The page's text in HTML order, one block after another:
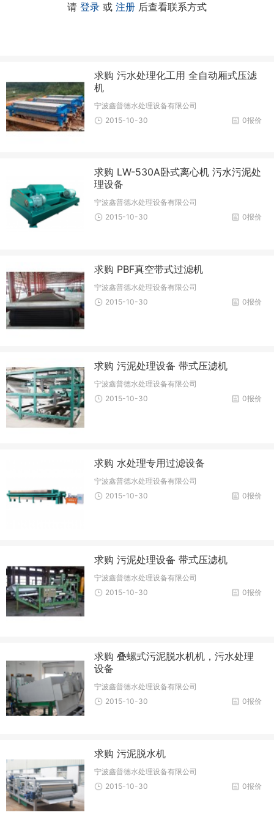
请 登录 或 注册 后查看联系方式
求购 污水处理化工用 全自动厢式压滤
机
宁波鑫普德水处理设备有限公司
0报价
2015-10-30
求购 LW-530A卧式离心机 污水污泥处
理设备
宁波鑫普德水处理设备有限公司
0报价
2015-10-30
求购 PBF真空带式过滤机
宁波鑫普德水处理设备有限公司
0报价
2015-10-30
求购 污泥处理设备 带式压滤机
宁波鑫普德水处理设备有限公司
0报价
2015-10-30
求购 水处理专用过滤设备
宁波鑫普德水处理设备有限公司
0报价
2015-10-30
求购 污泥处理设备 带式压滤机
宁波鑫普德水处理设备有限公司
0报价
2015-10-30
求购 叠螺式污泥脱水机机，污水处理
设备
宁波鑫普德水处理设备有限公司
0报价
2015-10-30
求购 污泥脱水机
宁波鑫普德水处理设备有限公司
0报价
2015-10-30